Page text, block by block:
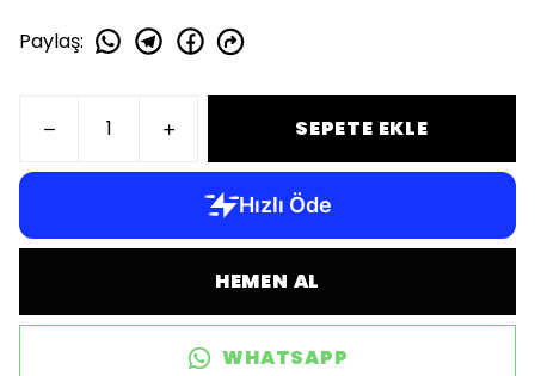
Paylaş:
SEPETE EKLE
HEMEN AL
WHATSAPP